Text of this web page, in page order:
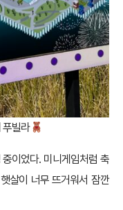
푸빌라
이었다. 미니게임처럼 축
살이 너무 뜨거워서 잠깐